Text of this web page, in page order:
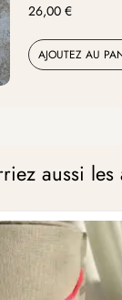
26,00 €
AJOUTEZ AU
aussi les